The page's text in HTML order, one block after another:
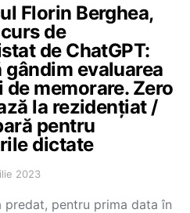
Florin Berghea,
de
de ChatGPT:
gândim evaluarea
memorare. Zero
la rezidențiat /
pentru
dictate
2023
predat, pentru prima data în